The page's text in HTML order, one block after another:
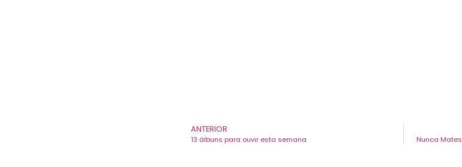
ANTERIOR
13 álbuns para ouvir esta semana Nunca